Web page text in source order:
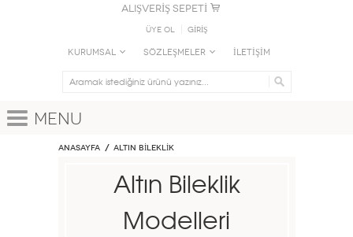
ALIŞVERİŞ SEPETİ
Üye Ol GİRİŞ
KURUMSAL SÖZLEŞMELER İLETİŞİM
Menu
Anasayfa ALTIN BİLEKLİK
Altın Bileklik
Modelleri